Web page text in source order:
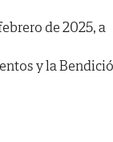
de 2025, a
y la